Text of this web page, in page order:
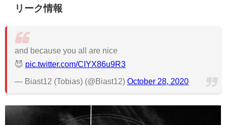
リーク情報
and because you all are nice
😈 pic.twitter.com/CIYX86u9R3
— Biast12 (Tobias) (@Biast12) October 28, 2020